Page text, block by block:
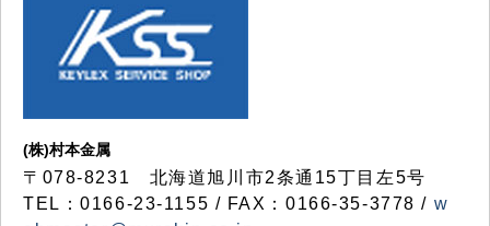
(株)村本金属
〒078-8231 北海道旭川市2条通15丁目左5号
TEL：0166-23-1155 / FAX：0166-35-3778 / w